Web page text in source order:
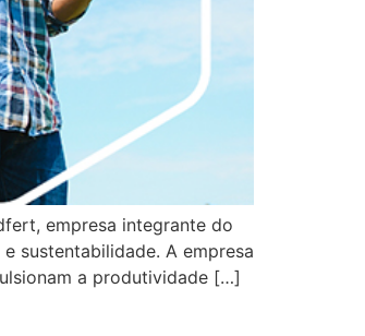
empresa integrante do
sustentabilidade. A empresa
a produtividade […]